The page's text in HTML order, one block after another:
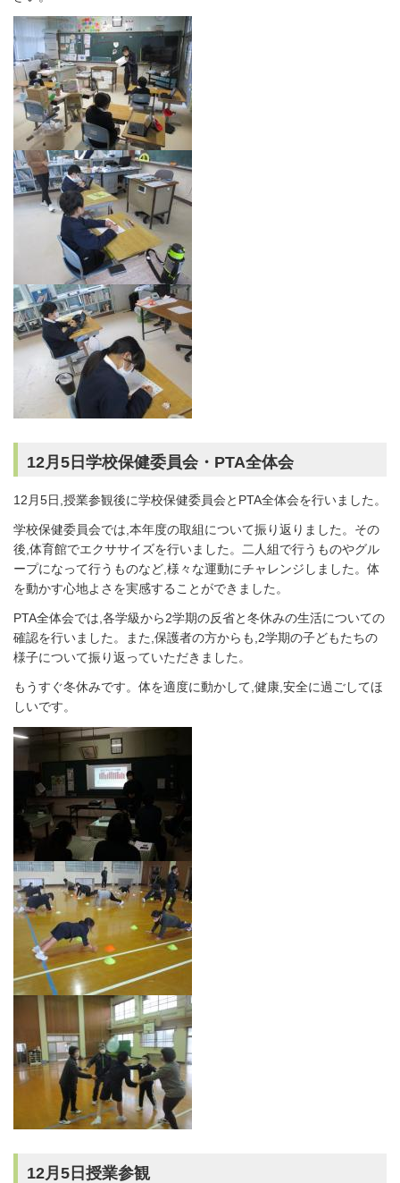
12月5日学校保健委員会・PTA全体会
12月5日,授業参観後に学校保健委員会とPTA全体会を行いました。
学校保健委員会では,本年度の取組について振り返りました。その
後,体育館でエクササイズを行いました。二人組で行うものやグル
ープになって行うものなど,様々な運動にチャレンジしました。体
を動かす心地よさを実感することができました。
PTA全体会では,各学級から2学期の反省と冬休みの生活についての
確認を行いました。また,保護者の方からも,2学期の子どもたちの
様子について振り返っていただきました。
もうすぐ冬休みです。体を適度に動かして,健康,安全に過ごしてほ
しいです。
12月5日授業参観